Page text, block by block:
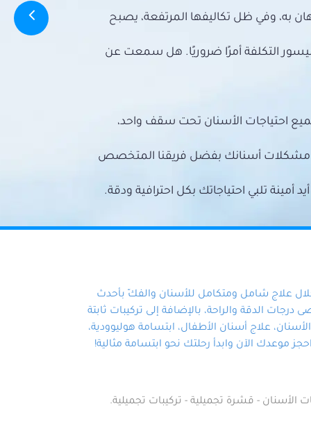
به، وفي ظل تكاليفها المرتفعة، يصبح
التكلفة أمرًا ضروريًا. هل سمعت عن
احتياجات الأسنان تحت سقف واحد،
مشكلات أسنانك بفضل فريقنا المتخصص
تلبي احتياجاتك بكل احترافية ودقة.
علاج شامل ومتكامل للأسنان والفكّ بأحدث
الدقة والراحة، بالإضافة إلى تركيبات ثابتة
علاج أسنان الأطفال، ابتسامة هوليوودية،
موعدك الآن وابدأ رحلتك نحو ابتسامة مثالية!
الأسنان - قشرة تجميلية - تركيبات تجميلية.